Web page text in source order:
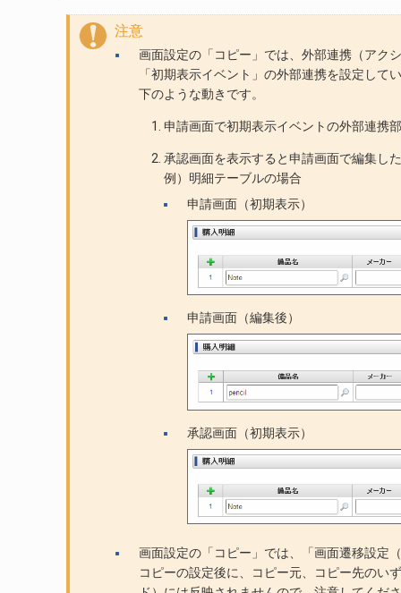
注意
画面設定の「コピー」では、外部連携（アク
「初期表示イベント」の外部連携を設定し
下のような動きです。
申請画面で初期表示イベントの外部連携
承認画面を表示すると申請画面で編集し
例）明細テーブルの場合
申請画面（初期表示）
申請画面（編集後）
承認画面（初期表示）
画面設定の「コピー」では、「画面遷移設定
コピーの設定後に、コピー元、コピー先のい